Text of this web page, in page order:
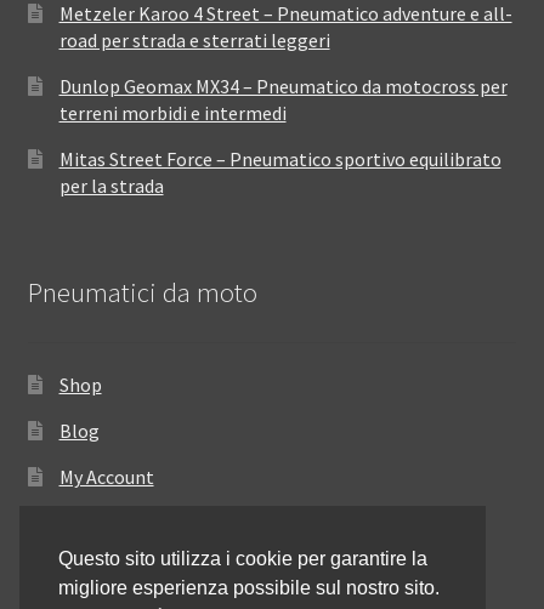
Metzeler Karoo 4 Street – Pneumatico adventure e all-
road per strada e sterrati leggeri
Dunlop Geomax MX34 – Pneumatico da motocross per
terreni morbidi e intermedi
Mitas Street Force – Pneumatico sportivo equilibrato
per la strada
Pneumatici da moto
Shop
Blog
My Account
Resi e rimborsi
Questo sito utilizza i cookie per garantire la
migliore esperienza possibile sul nostro sito.